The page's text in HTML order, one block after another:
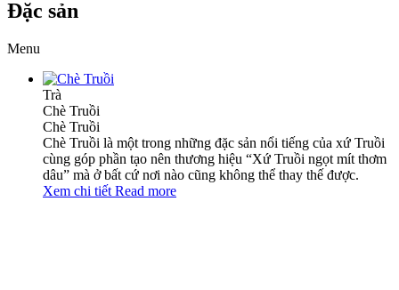
Đặc sản
Menu
Trà
Chè Truồi
Chè Truồi
Chè Truồi là một trong những đặc sản nổi tiếng của xứ Truồi
cùng góp phần tạo nên thương hiệu “Xứ Truồi ngọt mít thơm
dâu” mà ở bất cứ nơi nào cũng không thể thay thế được.
Xem chi tiết Read more